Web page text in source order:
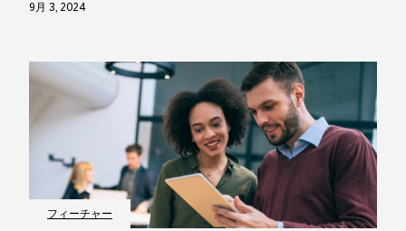
9月 3, 2024
フィーチャー